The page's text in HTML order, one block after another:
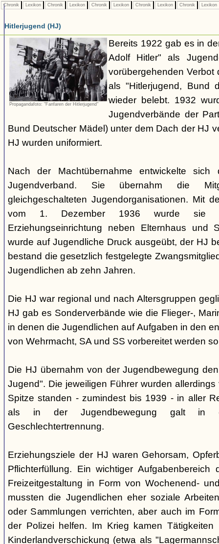
Chronik Lexikon Chronik Lexikon Chronik Lexikon Chronik Lexikon Chronik Lexikon
Hitlerjugend (HJ)
Propagandafoto: "Fanfaren der Hitlerjugend"
Bereits 1922 gab es in
Adolf Hitler" als
vorübergehenden Verbot
als "Hitlerjugend, Bund
wieder belebt. 1932
Jugendverbände der
Bund Deutscher Mädel) unter dem Dach der HJ
HJ wurden uniformiert.
Nach der Machtübernahme entwickelte
Jugendverband. Sie übernahm die
gleichgeschalteten Jugendorganisationen. Mit
vom 1. Dezember 1936 wurde sie
Erziehungseinrichtung neben Elternhaus und
wurde auf Jugendliche Druck ausgeübt, der HJ
bestand die gesetzlich festgelegte
Jugendlichen ab zehn Jahren.
Die HJ war regional und nach Altersgruppen
HJ gab es Sonderverbände wie die Flieger-,
in denen die Jugendlichen auf Aufgaben in den
von Wehrmacht, SA und SS vorbereitet werden
Die HJ übernahm von der Jugendbewegung
Jugend". Die jeweiligen Führer wurden
Spitze standen - zumindest bis 1939 - in aller
als in der Jugendbewegung galt in
Geschlechtertrennung.
Erziehungsziele der HJ waren Gehorsam,
Pflichterfüllung. Ein wichtiger
Freizeitgestaltung in Form von Wochenend-
mussten die Jugendlichen eher soziale
oder Sammlungen verrichten, aber auch im
der Polizei helfen. Im Krieg kamen
Kinderlandverschickung (etwa als